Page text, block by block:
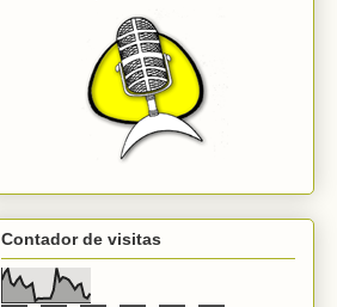
Contador de visitas